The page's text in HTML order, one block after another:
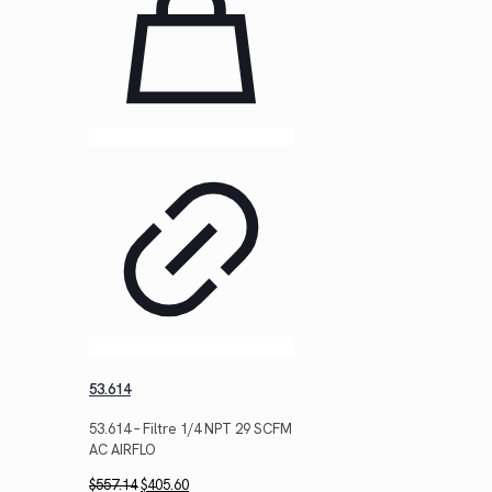
53.614
53.614 – Filtre 1/4 NPT 29 SCFM
AC AIRFLO
$557.14Le
$405.60Le